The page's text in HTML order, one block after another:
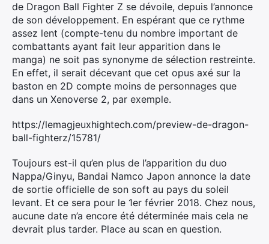
de Dragon Ball Fighter Z se dévoile, depuis l’annonce
de son développement. En espérant que ce rythme
assez lent (compte-tenu du nombre important de
combattants ayant fait leur apparition dans le
manga) ne soit pas synonyme de sélection restreinte.
En effet, il serait décevant que cet opus axé sur la
baston en 2D compte moins de personnages que
dans un Xenoverse 2, par exemple.
https://lemagjeuxhightech.com/preview-de-dragon-
ball-fighterz/15781/
Toujours est-il qu’en plus de l’apparition du duo
Nappa/Ginyu, Bandai Namco Japon annonce la date
de sortie officielle de son soft au pays du soleil
levant. Et ce sera pour le 1er février 2018. Chez nous,
aucune date n’a encore été déterminée mais cela ne
devrait plus tarder. Place au scan en question.